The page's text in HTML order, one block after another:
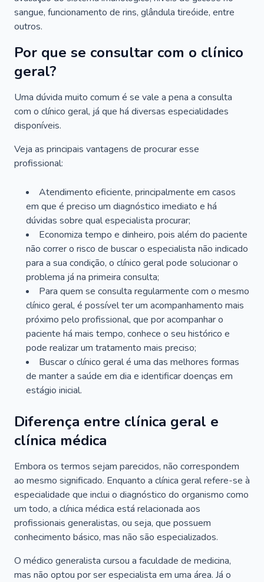
sangue, funcionamento de rins, glândula tireóide, entre
outros.
Por que se consultar com o clínico
geral?
Uma dúvida muito comum é se vale a pena a consulta
com o clínico geral, já que há diversas especialidades
disponíveis.
Veja as principais vantagens de procurar esse
profissional:
Atendimento eficiente, principalmente em casos
em que é preciso um diagnóstico imediato e há
dúvidas sobre qual especialista procurar;
Economiza tempo e dinheiro, pois além do paciente
não correr o risco de buscar o especialista não indicado
para a sua condição, o clínico geral pode solucionar o
problema já na primeira consulta;
Para quem se consulta regularmente com o mesmo
clínico geral, é possível ter um acompanhamento mais
próximo pelo profissional, que por acompanhar o
paciente há mais tempo, conhece o seu histórico e
pode realizar um tratamento mais preciso;
Buscar o clínico geral é uma das melhores formas
de manter a saúde em dia e identificar doenças em
estágio inicial.
Diferença entre clínica geral e
clínica médica
Embora os termos sejam parecidos, não correspondem
ao mesmo significado. Enquanto a clínica geral refere-se à
especialidade que inclui o diagnóstico do organismo como
um todo, a clínica médica está relacionada aos
profissionais generalistas, ou seja, que possuem
conhecimento básico, mas não são especializados.
O médico generalista cursou a faculdade de medicina,
mas não optou por ser especialista em uma área. Já o